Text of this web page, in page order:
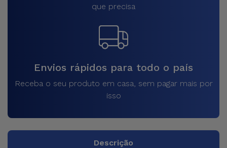
que precisa
Envios rápidos para todo o país
Receba o seu produto em casa, sem pagar mais por
isso
Descrição